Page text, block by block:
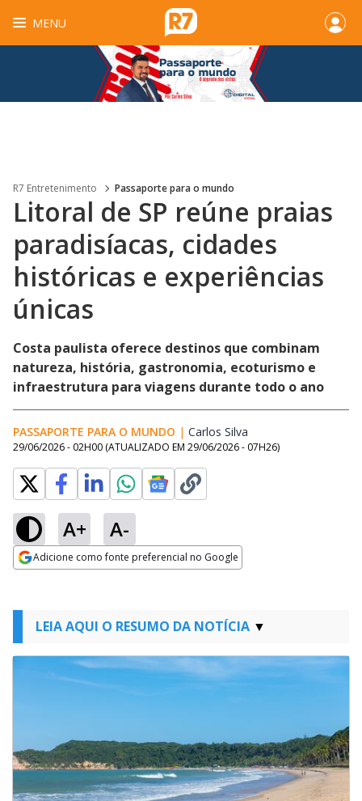
MENU
R7 Entretenimento Passaporte para o mundo
Litoral de SP reúne praias
paradisíacas, cidades
históricas e experiências
únicas
Costa paulista oferece destinos que combinam
natureza, história, gastronomia, ecoturismo e
infraestrutura para viagens durante todo o ano
PASSAPORTE PARA O MUNDO | Carlos Silva
29/06/2026 - 02H00 (ATUALIZADO EM 29/06/2026 - 07H26)
A+ A-
Adicione como fonte preferencial no Google
LEIA AQUI O RESUMO DA NOTÍCIA